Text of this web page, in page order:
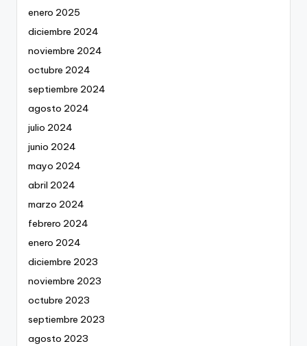
enero 2025
diciembre 2024
noviembre 2024
octubre 2024
septiembre 2024
agosto 2024
julio 2024
junio 2024
mayo 2024
abril 2024
marzo 2024
febrero 2024
enero 2024
diciembre 2023
noviembre 2023
octubre 2023
septiembre 2023
agosto 2023